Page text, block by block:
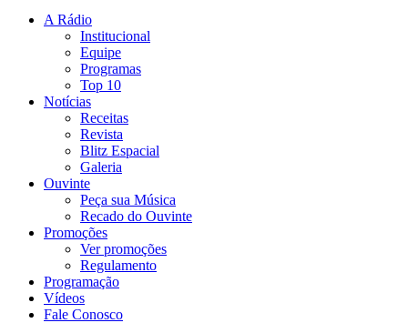
A Rádio
Institucional
Equipe
Programas
Top 10
Notícias
Receitas
Revista
Blitz Espacial
Galeria
Ouvinte
Peça sua Música
Recado do Ouvinte
Promoções
Ver promoções
Regulamento
Programação
Vídeos
Fale Conosco